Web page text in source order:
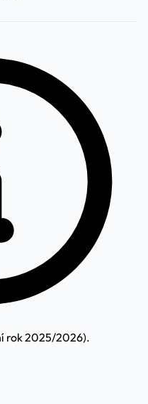
rok 2025/2026).